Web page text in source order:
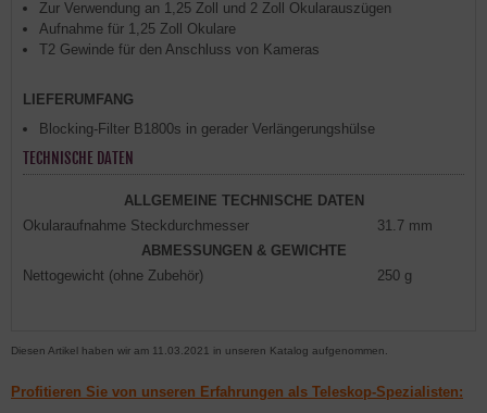
Zur Verwendung an 1,25 Zoll und 2 Zoll Okularauszügen
Aufnahme für 1,25 Zoll Okulare
T2 Gewinde für den Anschluss von Kameras
LIEFERUMFANG
Blocking-Filter B1800s in gerader Verlängerungshülse
TECHNISCHE DATEN
ALLGEMEINE TECHNISCHE DATEN
Okularaufnahme Steckdurchmesser
31.7 mm
ABMESSUNGEN & GEWICHTE
Nettogewicht (ohne Zubehör)
250 g
Diesen Artikel haben wir am 11.03.2021 in unseren Katalog aufgenommen.
Profitieren Sie von unseren Erfahrungen als Teleskop-Spezialisten: